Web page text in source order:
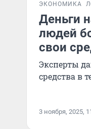
ЭКОНОМИКА
Деньги
людей
свои
Эксперты
средства в
3 ноября, 2025,